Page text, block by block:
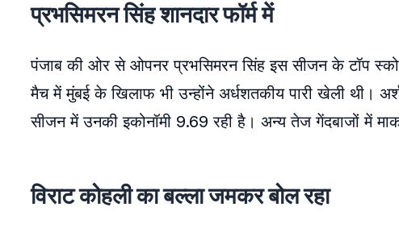
प्रभसिमरन सिंह शानदार फॉर्म में
पंजाब की ओर से ओपनर प्रभसिमरन सिंह इस सीजन के टॉप
मैच में मुंबई के खिलाफ भी उन्होंने अर्धशतकीय पारी खेली थी।
सीजन में उनकी इकोनॉमी 9.69 रही है। अन्य तेज गेंदबाजों में
विराट कोहली का बल्ला जमकर बोल रहा